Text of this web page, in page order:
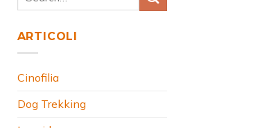
ARTICOLI
Cinofilia
Dog Trekking